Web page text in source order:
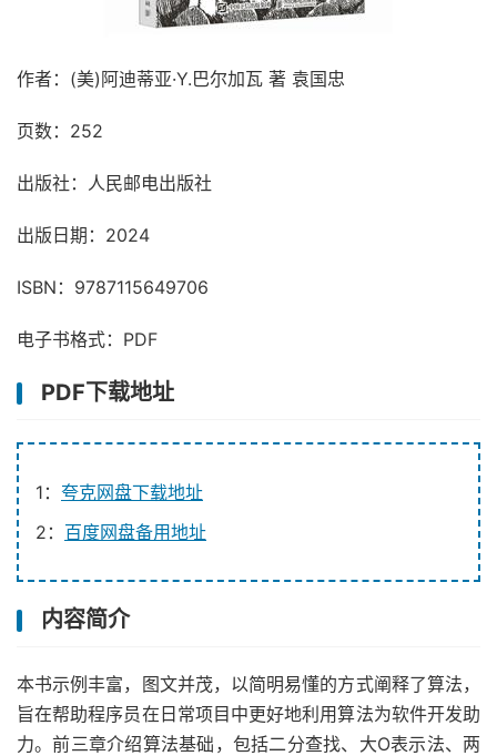
作者：(美)阿迪蒂亚·Y.巴尔加瓦 著 袁国忠
页数：252
出版社：人民邮电出版社
出版日期：2024
ISBN：9787115649706
电子书格式：PDF
PDF下载地址
1： 夸克网盘下载地址
2： 百度网盘备用地址
内容简介
本书示例丰富，图文并茂，以简明易懂的方式阐释了算法，
旨在帮助程序员在日常项目中更好地利用算法为软件开发助
力。前三章介绍算法基础，包括二分查找、大O表示法、两